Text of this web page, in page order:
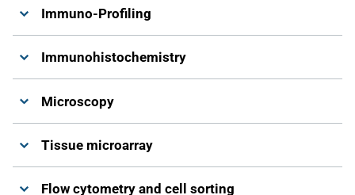
Immuno-Profiling
Immunohistochemistry
Microscopy
Tissue microarray
Flow cytometry and cell sorting